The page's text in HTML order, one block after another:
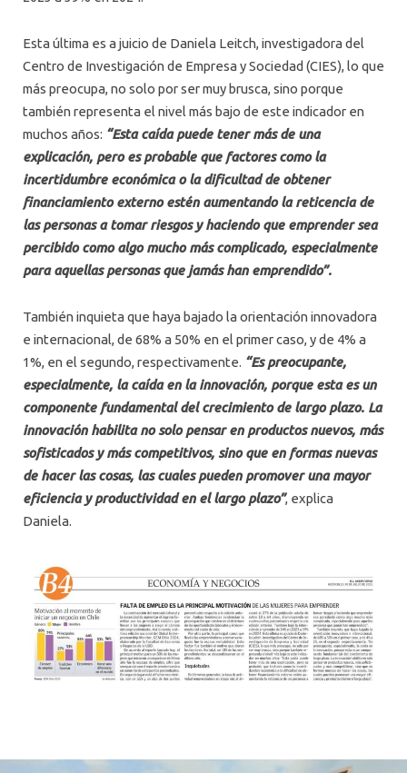
Esta última es a juicio de Daniela Leitch, investigadora del
Centro de Investigación de Empresa y Sociedad (CIES), lo que
más preocupa, no solo por ser muy brusca, sino porque
también representa el nivel más bajo de este indicador en
muchos años: “Esta caída puede tener más de una
explicación, pero es probable que factores como la
incertidumbre económica o la dificultad de obtener
financiamiento externo estén aumentando la reticencia de
las personas a tomar riesgos y haciendo que emprender sea
percibido como algo mucho más complicado, especialmente
para aquellas personas que jamás han emprendido”.
También inquieta que haya bajado la orientación innovadora
e internacional, de 68% a 50% en el primer caso, y de 4% a
1%, en el segundo, respectivamente. “Es preocupante,
especialmente, la caída en la innovación, porque esta es un
componente fundamental del crecimiento de largo plazo. La
innovación habilita no solo pensar en productos nuevos, más
sofisticados y más competitivos, sino que en formas nuevas
de hacer las cosas, las cuales pueden promover una mayor
eficiencia y productividad en el largo plazo”, explica
Daniela.